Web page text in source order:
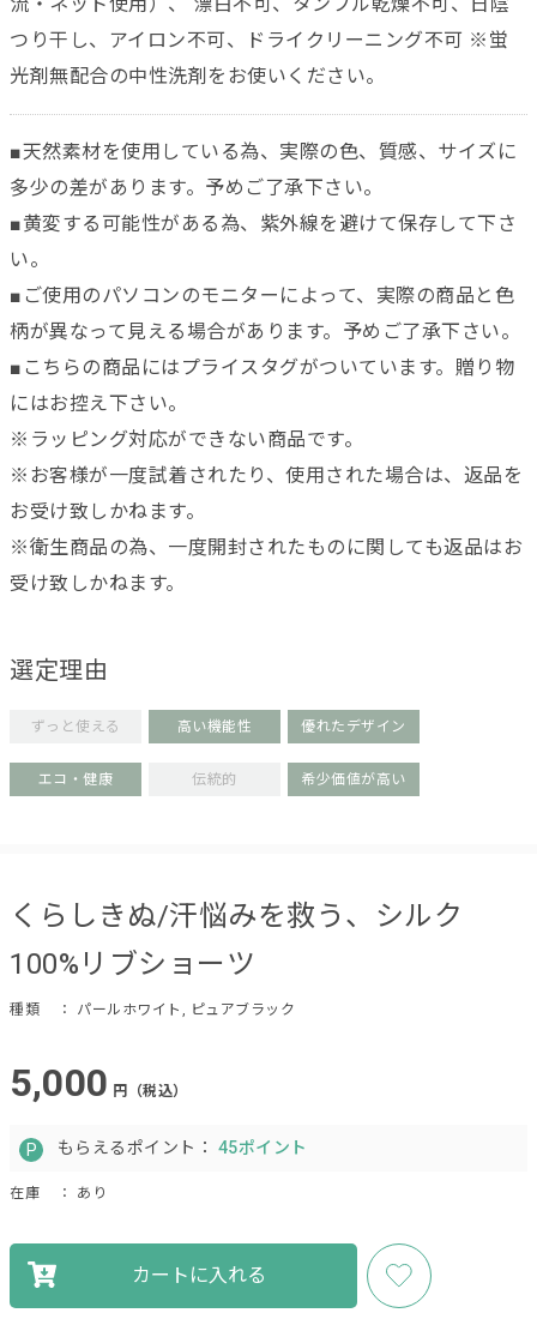
流・ネット使用）、 漂白不可、タンブル乾燥不可、日陰
つり干し、アイロン不可、ドライクリーニング不可 ※蛍
光剤無配合の中性洗剤をお使いください。
■天然素材を使用している為、実際の色、質感、サイズに
多少の差があります。予めご了承下さい。
■黄変する可能性がある為、紫外線を避けて保存して下さ
い。
■ご使用のパソコンのモニターによって、実際の商品と色
柄が異なって見える場合があります。予めご了承下さい。
■こちらの商品にはプライスタグがついています。贈り物
にはお控え下さい。
※ラッピング対応ができない商品です。
※お客様が一度試着されたり、使用された場合は、返品を
お受け致しかねます。
※衛生商品の為、一度開封されたものに関しても返品はお
受け致しかねます。
選定理由
ずっと使える 高い機能性 優れたデザイン
エコ・健康 伝統的 希少価値が高い
くらしきぬ/汗悩みを救う、シルク
100%リブショーツ
種類 ： パールホワイト, ピュアブラック
5,000 円（税込）
もらえるポイント： 45ポイント
在庫 ： あり
カートに入れる